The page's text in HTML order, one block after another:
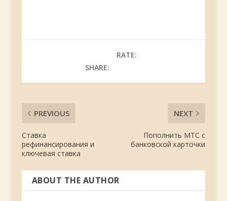
SHARE:
RATE:
PREVIOUS
Ставка
рефинансирования и
ключевая ставка
NEXT
Пополнить МТС с
банковской карточки
ABOUT THE AUTHOR